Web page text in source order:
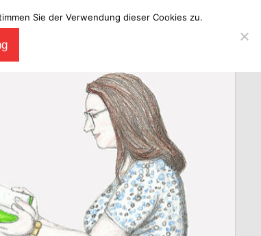
Sie der Verwendung dieser Cookies zu.